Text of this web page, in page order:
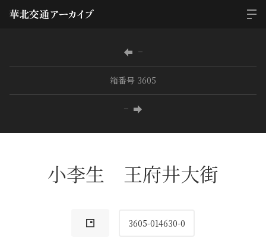
−
箱番号 3605
−
小李生 王府井大街
3605-014630-0